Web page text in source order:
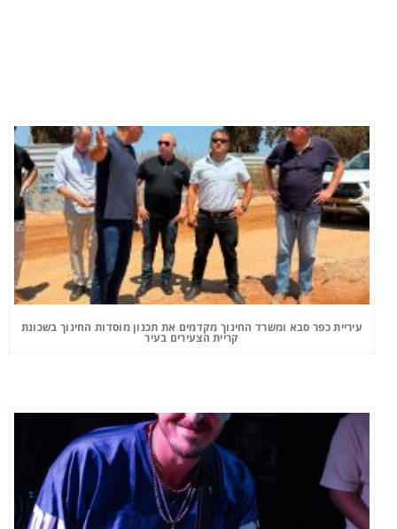
עיריית כפר סבא ומשרד החינוך מקדמים את תכנון מוסדות החינוך בשכונת
קריית הצעירים בעיר